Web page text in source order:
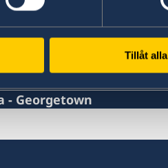
Tillåt alla
konsulat
- Georgetown